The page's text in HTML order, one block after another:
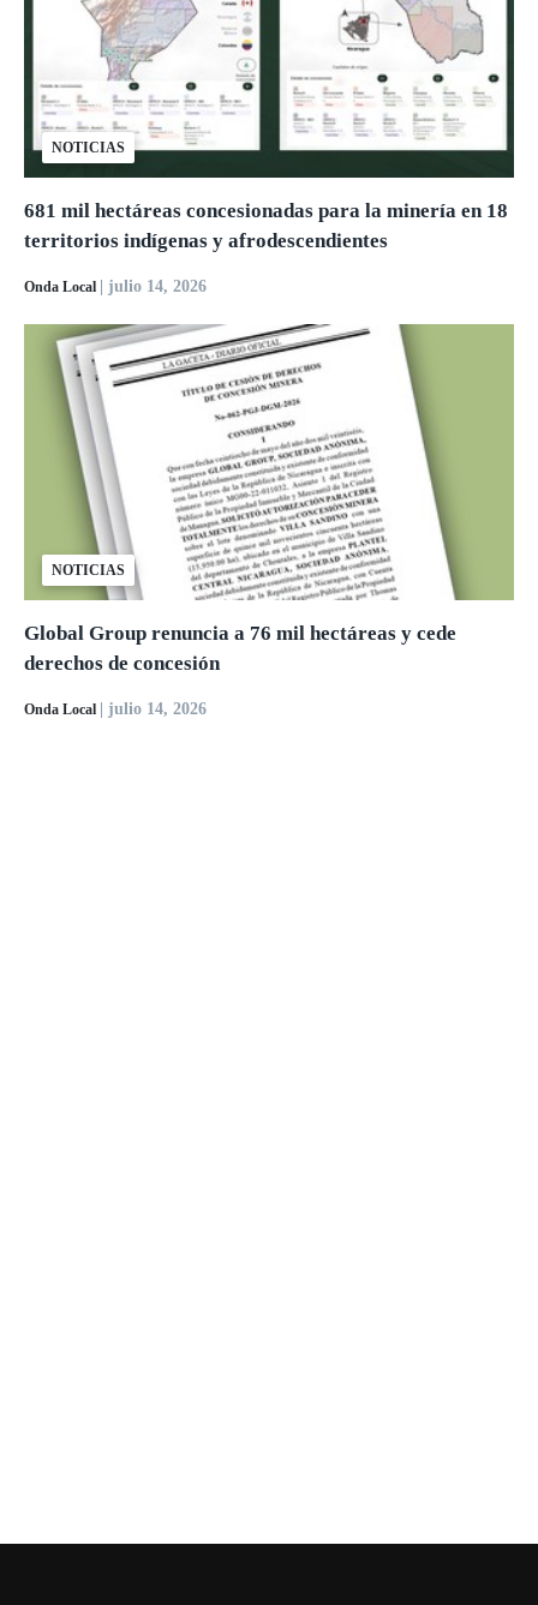
NOTICIAS
681 mil hectáreas concesionadas para la minería en 18
territorios indígenas y afrodescendientes
Onda Local | julio 14, 2026
NOTICIAS
Global Group renuncia a 76 mil hectáreas y cede
derechos de concesión
Onda Local | julio 14, 2026